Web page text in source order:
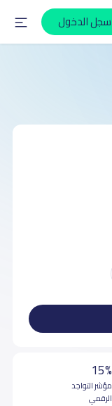
سجل الدخول
15%
مؤشر التواجد
الرقمي